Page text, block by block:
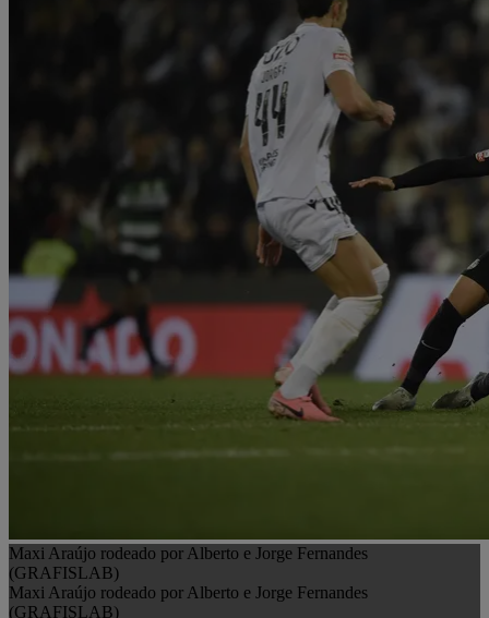
Maxi Araújo rodeado por Alberto e Jorge Fernandes
(GRAFISLAB)
Maxi Araújo rodeado por Alberto e Jorge Fernandes
(GRAFISLAB)